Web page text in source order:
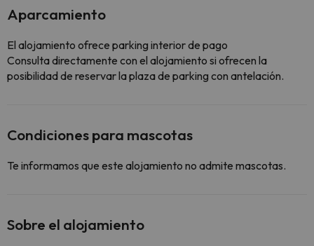
Aparcamiento
El alojamiento ofrece parking interior de pago
Consulta directamente con el alojamiento si ofrecen la
posibilidad de reservar la plaza de parking con antelación.
Condiciones para mascotas
Te informamos que este alojamiento no admite mascotas.
Sobre el alojamiento